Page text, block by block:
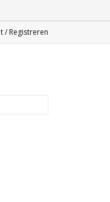
/ Registreren